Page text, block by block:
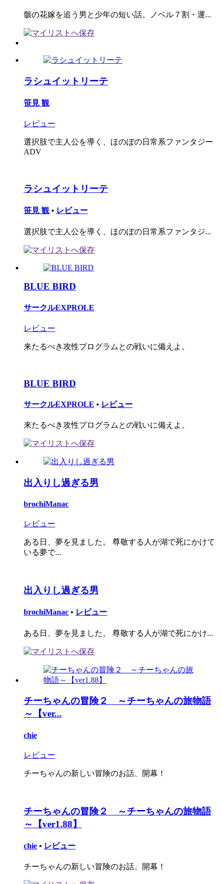
骸の花嫁を追う男と少年の短い話。ノベル７割・運...
ラシュイットリーテ
笹見 観
レビュー
選択肢で主人公を導く、ほのぼの日常系ファンタジー
ADV
ラシュイットリーテ
笹見 観 • レビュー
選択肢で主人公を導く、ほのぼの日常系ファンタジ...
BLUE BIRD
サークルEXPROLE
レビュー
来たるべき攻性プログラムとの戦いに備えよ。
BLUE BIRD
サークルEXPROLE • レビュー
来たるべき攻性プログラムとの戦いに備えよ。
出入りし過ぎる男
brochiManac
レビュー
ある日、夢を見ました。 尊敬する人が湖で死にかけて
いる夢で...
出入りし過ぎる男
brochiManac • レビュー
ある日、夢を見ました。 尊敬する人が湖で死にかけ...
チーちゃんの冒険２ ～チーちゃんの旅物語
～【ver...
chie
レビュー
チーちゃんの新しい冒険のお話、開幕！
チーちゃんの冒険２ ～チーちゃんの旅物語
～【ver1.88】
chie • レビュー
チーちゃんの新しい冒険のお話、開幕！